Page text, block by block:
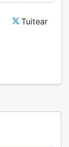
Tuitear